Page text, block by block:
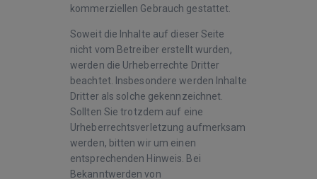
kommerziellen Gebrauch gestattet.
Soweit die Inhalte auf dieser Seite
nicht vom Betreiber erstellt wurden,
werden die Urheberrechte Dritter
beachtet. Insbesondere werden Inhalte
Dritter als solche gekennzeichnet.
Sollten Sie trotzdem auf eine
Urheberrechtsverletzung aufmerksam
werden, bitten wir um einen
entsprechenden Hinweis. Bei
Bekanntwerden von